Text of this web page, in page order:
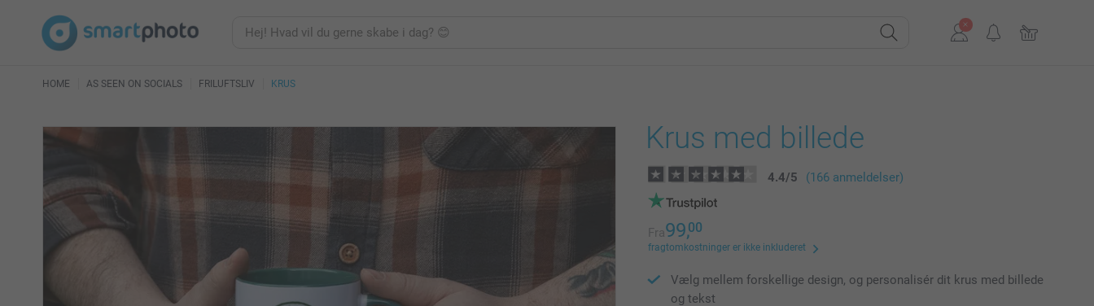
HOME AS SEEN ON SOCIALS FRILUFTSLIV KRUS
Krus med billede
4.4/5 (166 anmeldelser)
Fra99,00
fragtomkostninger er ikke inkluderet
Vælg mellem forskellige design, og personalisér dit krus med billede
og tekst